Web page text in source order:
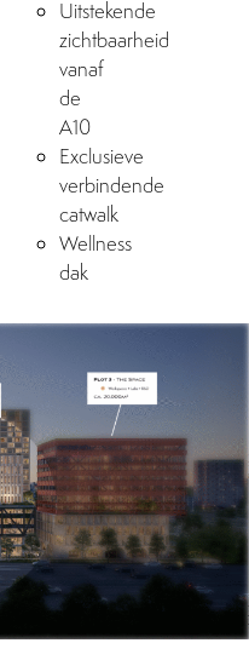
Uitstekende
zichtbaarheid
vanaf
de
A10
Exclusieve
verbindende
catwalk
Wellness
dak